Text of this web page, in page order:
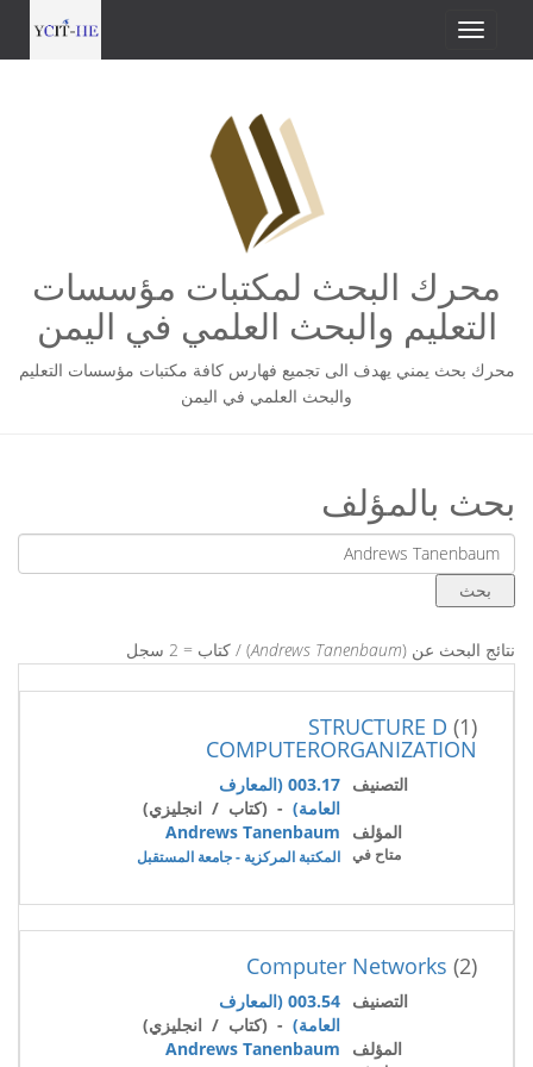
محرك البحث لمكتبات مؤسسات
التعليم والبحث العلمي في اليمن
محرك بحث يمني يهدف الى تجميع فهارس كافة مكتبات مؤسسات التعليم
والبحث العلمي في اليمن
بحث بالمؤلف
نتائج البحث عن (Andrews Tanenbaum) / كتاب = 2 سجل
(1)
STRUCTURE D
COMPUTERORGANIZATION
التصنيف
003.17 (المعارف
العامة) - (كتاب / انجليزي)
المؤلف
Andrews Tanenbaum
متاح في المكتبة المركزية - جامعة المستقبل
(2)
Computer Networks
التصنيف
003.54 (المعارف
العامة) - (كتاب / انجليزي)
المؤلف
Andrews Tanenbaum